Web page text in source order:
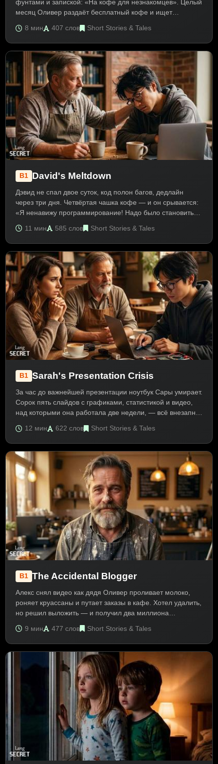
фунтами и запиской: «На кофе для незнакомцев». Целый
месяц Оливер раздаёт бесплатный кофе и ищет
и благодарности. Помогает изучить Past Simple, Present
Perfect.
8 мин 407 слов Short Stories & Tales
B1 David's Meltdown
Дэвид не спал двое суток, код полон багов, дедлайн
через три дня. Четвёртая чашка кофе — и он срывается:
«Я ненавижу программирование! Надо было становиться
между выгоранием и плохой неделей. Текст на
английском B1 про стресс на работе. Помогает изучить
Past Simple, Past Perfect и выражения эмоций.
11 мин 585 слов Short Stories & Tales
B1 Sarah's Presentation Crisis
За час до важнейшей презентации ноутбук Сары умирает.
Сорок пять слайдов с графиками, статистикой и видео,
над которыми она работала две недели, — всё внезапно
работу и выступления. Помогает изучить Past Simple,
модальные глаголы и бизнес-лексику.
12 мин 622 слов Short Stories & Tales
B1 The Accidental Blogger
Алекс снял видео как дядя Оливер проливает молоко,
роняет круассаны и путает заказы в кафе. Хотел удалить,
но решил выложить — и получил два миллиона
соцсетях. Честность и несовершенство стали новым
трендом. История о том, как ошибки превратились в
успех. Текст на английском B1 про интернет и блоги.
Помогает изучить Past Simple, Past Continuous и лексику
социальных сетей.
9 мин 477 слов Short Stories & Tales